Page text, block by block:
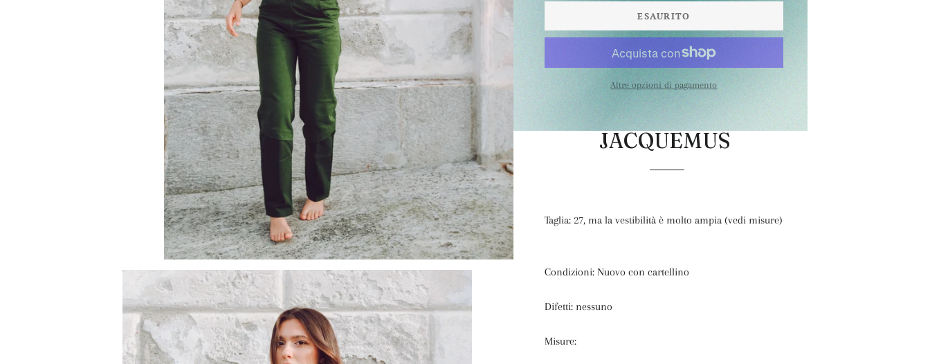
ESAURITO
Altre opzioni di pagamento
JACQUEMUS
Taglia: 27, ma la vestibilità è molto ampia (vedi misure)
Condizioni: Nuovo con cartellino
Difetti: nessuno
Misure: